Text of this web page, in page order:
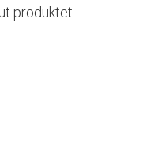
produktet.